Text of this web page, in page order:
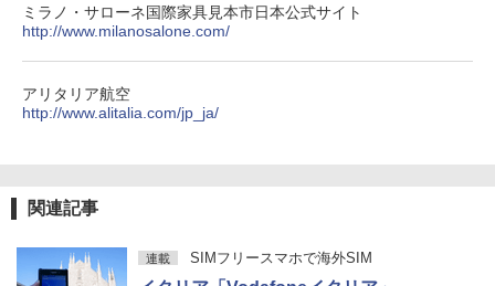
ミラノ・サローネ国際家具見本市日本公式サイト
http://www.milanosalone.com/
アリタリア航空
http://www.alitalia.com/jp_ja/
関連記事
連載 SIMフリースマホで海外SIM